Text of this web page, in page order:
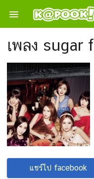

เพลง sugar
แชร์ไป facebook